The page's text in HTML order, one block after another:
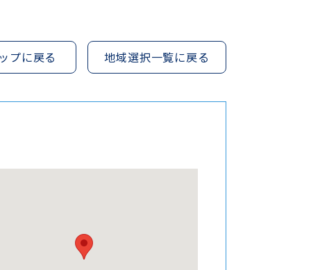
プに戻る 地域選択一覧に戻る